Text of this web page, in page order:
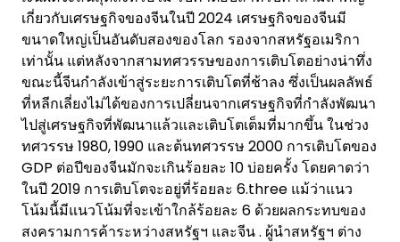
เกี่ยวกับเศรษฐกิจของจีนในปี 2024 เศรษฐกิจของจีนมี
ขนาดใหญ่เป็นอันดับสองของโลก รองจากสหรัฐอเมริกา
เท่านั้น แต่หลังจากสามทศวรรษของการเติบโตอย่างน่าทึ่ง
ขณะนี้จีนกำลังเข้าสู่ระยะการเติบโตที่ช้าลง ซึ่งเป็นผลลัพธ์
ที่หลีกเลี่ยงไม่ได้ของการเปลี่ยนจากเศรษฐกิจที่กำลังพัฒนา
ไปสู่เศรษฐกิจที่พัฒนาแล้วและเติบโตเต็มที่มากขึ้น ในช่วง
ทศวรรษ 1980, 1990 และต้นทศวรรษ 2000 การเติบโตของ
GDP ต่อปีของจีนมักจะเกินร้อยละ 10 บ่อยครั้ง โดยคาดว่า
ในปี 2019 การเติบโตจะอยู่ที่ร้อยละ 6.three แม้ว่าแนว
โน้มนี้มีแนวโน้มที่จะเข้าใกล้ร้อยละ 6 ด้วยผลกระทบของ
สงครามการค้าระหว่างสหรัฐฯ และจีน . ผู้นำสหรัฐฯ ต่าง